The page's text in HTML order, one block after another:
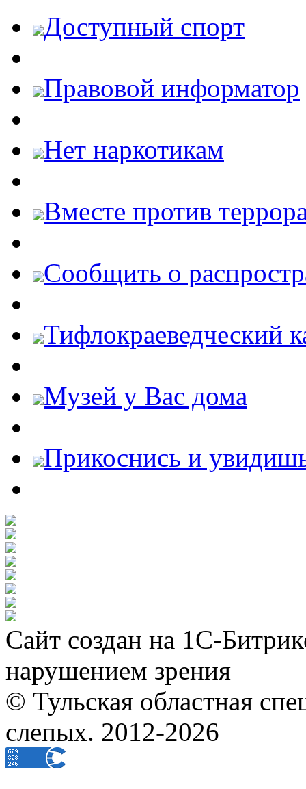
Доступный спорт
Правовой информатор
Нет наркотикам
Вместе против
Cообщить о
Тифлокраеведческий
Музей у Вас дома
Прикоснись и
Сайт создан на 1С-
нарушением зрения
© Тульская областная
слепых. 2012-2026